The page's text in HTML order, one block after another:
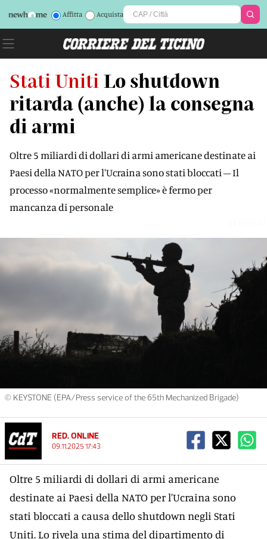
Affitta Acquista
Stati Uniti Lo shutdown
ritarda (anche) la consegna
di armi
Oltre 5 miliardi di dollari di armi americane destinate ai
Paesi della NATO per l'Ucraina sono stati bloccati – Il
processo «normalmente semplice» è fermo per
mancanza di personale
© KEYSTONE (EPA/Press service of the 65th Mechanized Brigade)
RED. ONLINE
09.11.2025 17:43
Oltre 5 miliardi di dollari di armi americane
destinate ai Paesi della NATO per l'Ucraina sono
stati bloccati a causa dello shutdown negli Stati
Uniti. Lo rivela una stima del dipartimento di